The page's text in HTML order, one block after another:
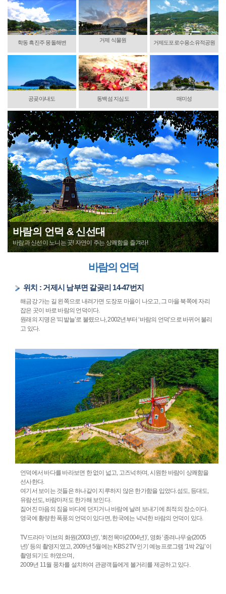
학동 흑진주 몽돌해변 거제 식물원 거제도포로수용소유적공원
공곶이/내도 동백섬 지심도 매미성
바람의 언덕 & 신선대
바람과 신선이 노니는 곳! 자연이 주는 상쾌함을 즐겨라!
바람의 언덕
위치 : 거제시 남부면 갈곶리 14-47번지
해금강 가는 길 왼쪽으로 내려가면 도장포 마을이 나오고, 그 마을 북쪽에 자리
잡은 곳이 바로 바람의 언덕이다.
원래의 지명은 ‘띠밭늘’로 불렸으나, 2002년부터 ‘바람의 언덕’으로 바뀌어 불리
고 있다.
언덕에서 바다를 바라보면 한 없이 넓고, 고즈넉하며, 시원한 바람이 상쾌함을
선사한다.
여기서 보이는 것들은 하나같이 지루하지 않은 한가함을 입었다.섬도, 등대도,
유람선도, 바람마저도 한가해 보인다.
짊어진 마음의 짐을 바다에 던지거나 바람에 날려 보내기에 최적의 장소이다.
영국에 황량한 폭풍의 언덕이 있다면, 한국에는 넉넉한 바람의 언덕이 있다.
TV드라마 ‘이브의 화원(2003년)’, ‘회전목마(2004년)’, 영화 ‘종려나무숲(2005
년)’ 등의 촬영지였고, 2009년 5월에는 KBS 2TV 인기 예능프로그램 ‘1박 2일’이
촬영되기도 하였으며,
2009년 11월 풍차를 설치하여 관광객들에게 볼거리를 제공하고 있다.